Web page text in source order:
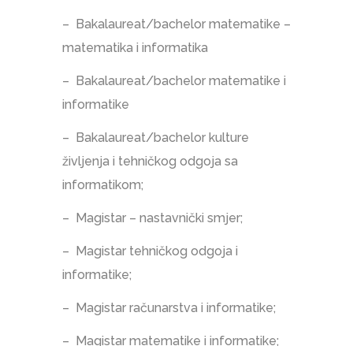
– Bakalaureat/bachelor matematike –
matematika i informatika
– Bakalaureat/bachelor matematike i
informatike
– Bakalaureat/bachelor kulture
življenja i tehničkog odgoja sa
informatikom;
– Magistar – nastavnički smjer;
– Magistar tehničkog odgoja i
informatike;
– Magistar računarstva i informatike;
– Magistar matematike i informatike;